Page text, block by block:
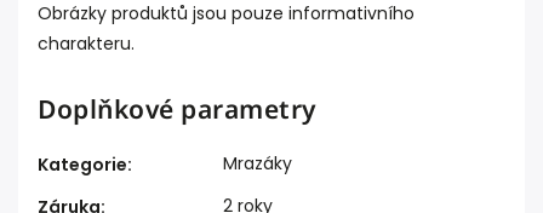
Obrázky produktů jsou pouze informativního
charakteru.
Doplňkové parametry
Kategorie:
Mrazáky
Záruka:
2 roky